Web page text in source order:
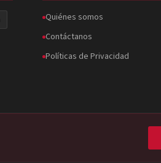
Quiénes somos
Contáctanos
Políticas de Privacidad